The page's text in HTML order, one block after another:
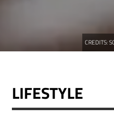
CREDITS:
LIFESTYLE